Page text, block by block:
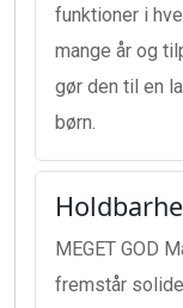
funktioner i
mange år og
gør den til en
børn.
MEGET GOD
fremstår